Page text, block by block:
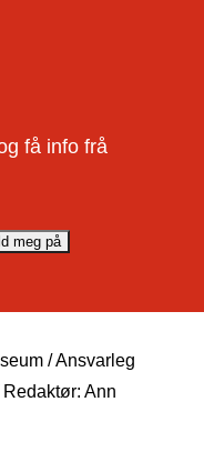
få info frå
/ Ansvarleg
Ann